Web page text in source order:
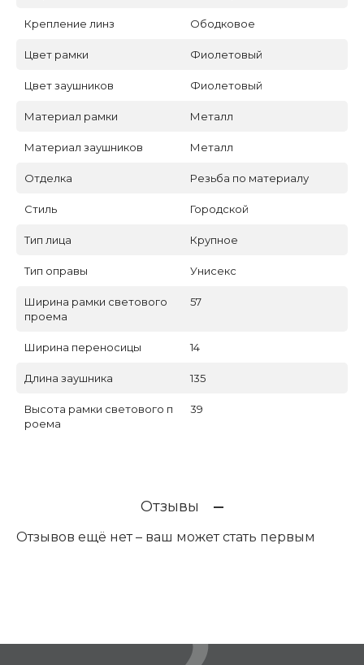
Крепление линз Ободковое
Цвет рамки Фиолетовый
Цвет заушников Фиолетовый
Материал рамки Металл
Материал заушников Металл
Отделка Резьба по материалу
Стиль Городской
Тип лица Крупное
Тип оправы Унисекс
Ширина рамки светового
проема
57
Ширина переносицы 14
Длина заушника 135
Высота рамки светового п
роема
39
Отзывы
Отзывов ещё нет – ваш может стать первым